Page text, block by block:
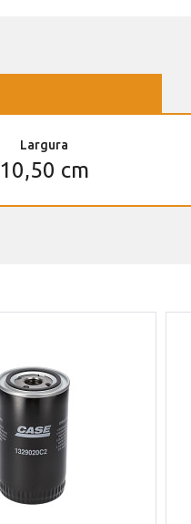
Largura
10,50 cm